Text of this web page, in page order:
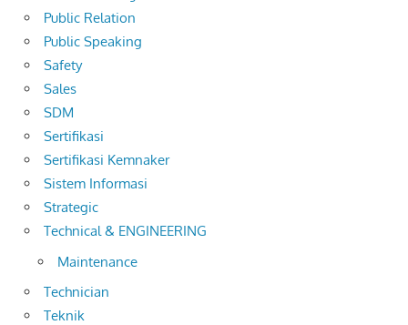
Public Relation
Public Speaking
Safety
Sales
SDM
Sertifikasi
Sertifikasi Kemnaker
Sistem Informasi
Strategic
Technical & ENGINEERING
Maintenance
Technician
Teknik